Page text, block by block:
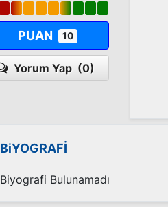
PUAN 10
Yorum Yap (0)
BiYOGRAFİ
Biyografi Bulunamadı